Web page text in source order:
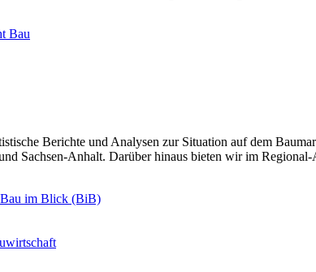
Bau
Berichte und Analysen zur Situation auf dem
Sachsen-Anhalt. Darüber hinaus bieten wir im
Bau im Blick (BiB)